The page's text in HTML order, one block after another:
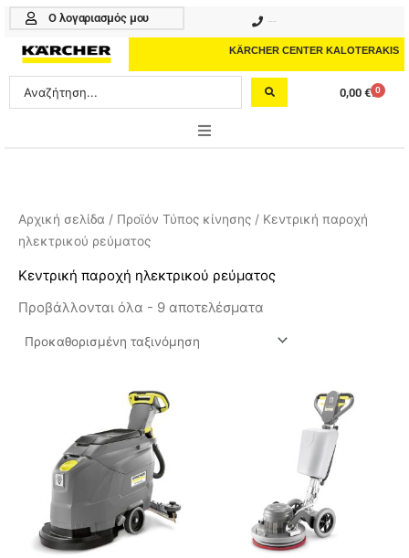
Μετάβαση
περιεχόμενο
Ο λογαριασμός μου
KÄRCHER CENTER KALOTERAKIS
Search
...
0,00 € 0
Cart
PROFESSIONAL
ΑΞΕΣΟΥΑΡ
Αρχική σελίδα / Προϊόν Τύπος κίνησης / Κεντρική παροχή
ηλεκτρικού ρεύματος
Κεντρική παροχή ηλεκτρικού ρεύματος
Προβάλλονται όλα - 9 αποτελέσματα